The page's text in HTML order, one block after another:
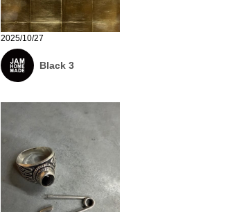
2025/10/27
Black 3